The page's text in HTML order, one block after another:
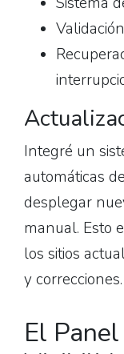
Integré un
automáticas
desplegar
manual. Esto
los sitios
y correcciones.
El